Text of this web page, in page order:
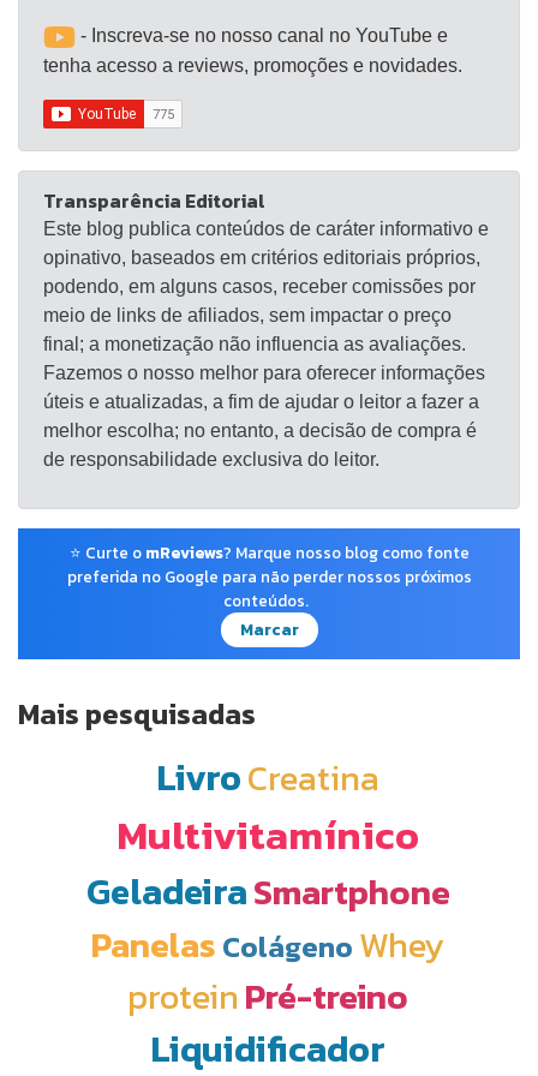
- Inscreva-se no nosso canal no YouTube e
tenha acesso a reviews, promoções e novidades.
Transparência Editorial
Este blog publica conteúdos de caráter informativo e
opinativo, baseados em critérios editoriais próprios,
podendo, em alguns casos, receber comissões por
meio de links de afiliados, sem impactar o preço
final; a monetização não influencia as avaliações.
Fazemos o nosso melhor para oferecer informações
úteis e atualizadas, a fim de ajudar o leitor a fazer a
melhor escolha; no entanto, a decisão de compra é
de responsabilidade exclusiva do leitor.
⭐ Curte o mReviews? Marque nosso blog como fonte
preferida no Google para não perder nossos próximos
conteúdos.
Marcar
Mais pesquisadas
LivroCreatina
Multivitamínico
GeladeiraSmartphone
Panelas Colágeno Whey
proteinPré-treino
Liquidificador